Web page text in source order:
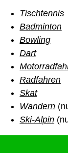
Tischtennis
Badminton
Bowling
Dart
Radfahren
Skat
Wandern
Ski-Alpin